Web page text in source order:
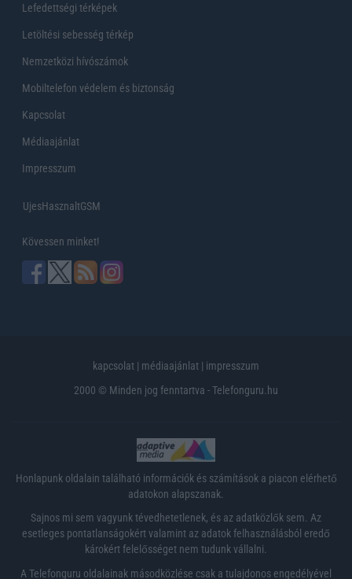
Lefedettségi térképek
Letöltési sebesség térkép
Nemzetközi hívószámok
Mobiltelefon védelem és biztonság
Kapcsolat
Médiaajánlat
Impresszum
UjesHasznaltGSM
Kövessen minket!
kapcsolat | médiaajánlat | impresszum
2000 © Minden jog fenntartva - Telefonguru.hu
Honlapunk oldalain található információk és számítások a piacon elérhető
adatokon alapszanak.
Sajnos mi sem vagyunk tévedhetetlenek, és az adatközlők sem. Az
esetleges pontatlanságokért valamint az adatok felhasználásból eredő
károkért felelősséget nem tudunk vállalni.
A Telefonguru oldalainak másodközlése csak a tulajdonos engedélyével